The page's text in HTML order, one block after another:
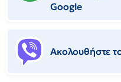
Google
Ακολουθήστε